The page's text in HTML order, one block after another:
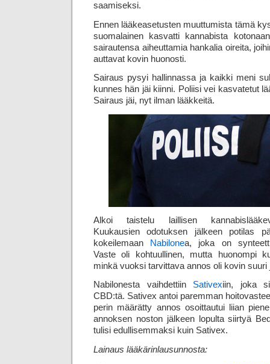
saamiseksi.
Ennen lääkeasetusten muuttumista tämä
suomalainen kasvatti kannabista
sairautensa aiheuttamia hankalia oireita,
auttavat kovin huonosti.
Sairaus pysyi hallinnassa ja kaikki meni
kunnes hän jäi kiinni. Poliisi vei kasvatetut
Sairaus jäi, nyt ilman lääkkeitä.
Alkoi taistelu laillisen
Kuukausien odotuksen jälkeen potilas
kokeilemaan Nabilonea, joka on
Vaste oli kohtuullinen, mutta huonompi
minkä vuoksi tarvittava annos oli kovin suuri
Nabilonesta vaihdettiin Sativexiin, joka
CBD:tä. Sativex antoi paremman
perin määrätty annos osoittautui liian
annoksen noston jälkeen lopulta siirtyä
tulisi edullisemmaksi kuin Sativex.
Lainaus lääkärinlausunnosta: